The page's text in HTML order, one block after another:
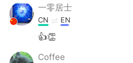
一零居士
CN EN
👍👏
Coffee